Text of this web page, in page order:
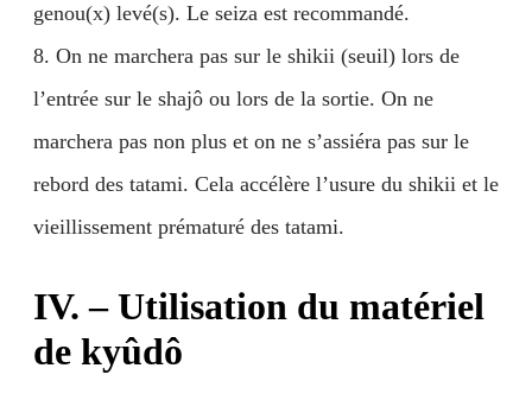
genou(x) levé(s). Le seiza est recommandé.
8. On ne marchera pas sur le shikii (seuil) lors de
l’entrée sur le shajô ou lors de la sortie. On ne
marchera pas non plus et on ne s’assiéra pas sur le
rebord des tatami. Cela accélère l’usure du shikii et le
vieillissement prématuré des tatami.
IV. – Utilisation du matériel
de kyûdô